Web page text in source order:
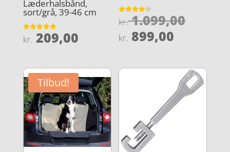
Læderhalsbånd,
sort/grå, 39-46 cm
Vurderet
5
kr. 209,00
Vurderet
4.2
kr.1.099,00Den
kr.
kr. 899,00
er:
kr.
Tilbud!